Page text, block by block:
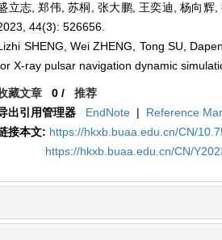
立志, 郑伟, 苏桐, 张大鹏, 王奕迪, 杨向辉
44(3): 526656.
SHENG, Wei ZHENG, Tong SU,
X-ray pulsar navigation dynamic
藏文章 0 /推荐
出引用管理器
EndNote | Reference
接本文: https://hkxb.buaa.edu.cn/CN/
https://hkxb.buaa.edu.cn/CN/